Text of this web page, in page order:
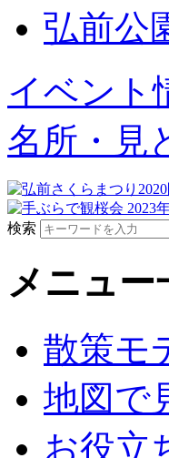
弘前公
イベント
名所・見
検索
メニュー
散策モ
地図で
お役立